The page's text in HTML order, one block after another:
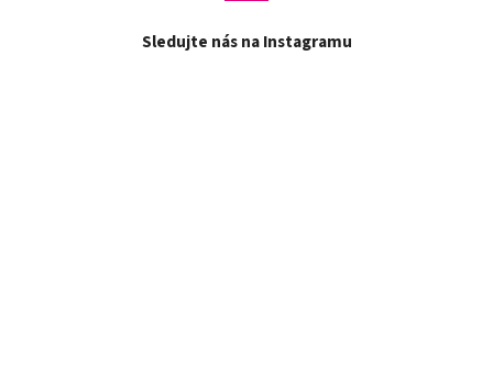
Sledujte nás na Instagramu